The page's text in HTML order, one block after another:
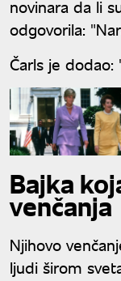
novinara da li
odgovorila:
Čarls je dodao:
Bajka
venčanja
Njihovo
ljudi širom